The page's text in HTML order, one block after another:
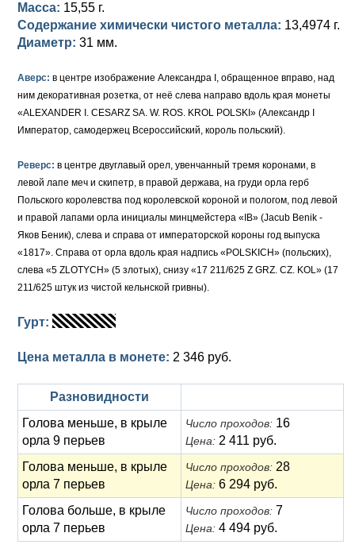
Масса: 15,55 г.
Содержание химически чистого металла: 13,4974 г.
Диаметр: 31 мм.
Аверс: в центре изображение Александра I, обращенное вправо, над
ним декоративная розетка, от неё слева направо вдоль края монеты
«ALEXANDER I. CESARZ SA. W. ROS. KROL POLSKI» (Александр I
Император, самодержец Всероссийский, король польский).
Реверс: в центре двуглавый орел, увенчанный тремя коронами, в
левой лапе меч и скипетр, в правой держава, на груди орла герб
Польского королевства под королевской короной и пологом, под левой
и правой лапами орла инициалы минцмейстера «IB» (Jacub Benik -
Яков Беник), слева и справа от императорской короны год выпуска
«1817». Справа от орла вдоль края надпись «POLSKICH» (польских),
слева «5 ZLOTYCH» (5 злотых), снизу «17 211/625 Z GRZ. CZ. KOL» (17
211/625 штук из чистой кельнской гривны).
Гурт:
Цена металла в монете: 2 346 руб.
Разновидности
Голова меньше, в крыле
орла 9 перьев
Число проходов: 16
Цена: 2 411 руб.
Голова меньше, в крыле
орла 7 перьев
Число проходов: 28
Цена: 6 294 руб.
Голова больше, в крыле
орла 7 перьев
Число проходов: 7
Цена: 4 494 руб.